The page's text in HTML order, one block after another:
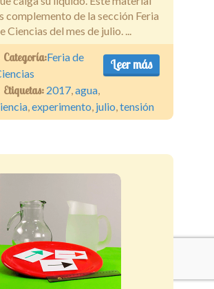
complemento de la sección Feria
Ciencias del mes de julio. ...
Leer más
Categoría:Feria de
Etiquetas: 2017,agua,
,experimento, julio,tensión